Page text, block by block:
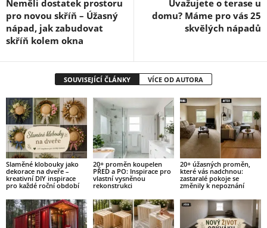
Neměli dostatek prostoru
pro novou skříň – Úžasný
nápad, jak zabudovat
skříň kolem okna
Uvažujete o terase u
domu? Máme pro vás 25
skvělých nápadů
SOUVISEJÍCÍ ČLÁNKY VÍCE OD AUTORA
Slaměné klobouky jako
dekorace na dveře –
kreativní DIY inspirace
pro každé roční období
20+ proměn koupelen
PŘED a PO: Inspirace pro
vlastní vysněnou
rekonstrukci
20+ úžasných proměn,
které vás nadchnou:
zastaralé pokoje se
změnily k nepoznání